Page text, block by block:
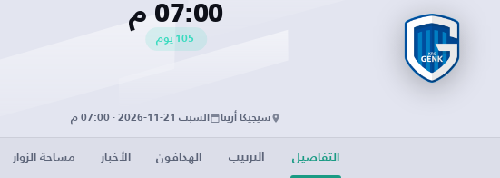
07:00 م
105 يوم
سيجيكا أرينا السبت 21-11-2026 · 07:00 م
التفاصيل الترتيب الهدافون الأخبار مساحة الزوار